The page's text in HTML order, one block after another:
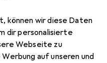
können wir diese Daten
dir personalisierte
Webseite zu
auf unseren und